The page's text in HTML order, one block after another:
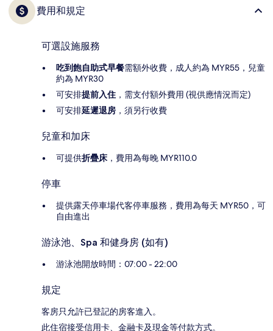
費用和規定
可選設施服務
吃到飽自助式早餐需額外收費，成人約為 MYR55，兒童
約為 MYR30
可安排提前入住 ，需支付額外費用 (視供應情況而定)
可安排延遲退房 ，須另行收費
兒童和加床
可提供折疊床 ，費用為每晚 MYR110.0
停車
提供露天停車場代客停車服務，費用為每天 MYR50，可
自由進出
游泳池、Spa 和健身房 (如有)
游泳池開放時間：07:00 - 22:00
規定
客房只允許已登記的房客進入。
此住宿接受信用卡、金融卡及現金等付款方式。